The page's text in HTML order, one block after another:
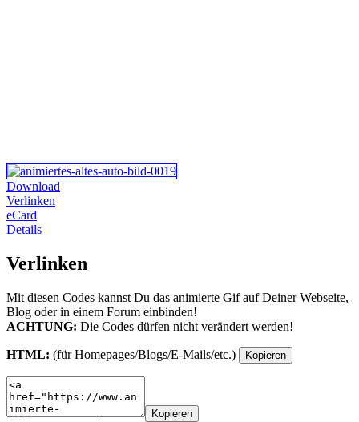
Download
Verlinken
eCard
Details
Verlinken
Mit diesen Codes kannst Du das animierte Gif auf Deiner Webseite,
Blog oder in einem Forum einbinden!
ACHTUNG: Die Codes dürfen nicht verändert werden!
HTML: (für Homepages/Blogs/E-Mails/etc.) Kopieren
Kopieren